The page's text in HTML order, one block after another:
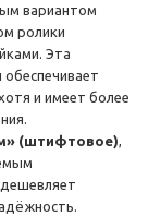
вариантом
ролики
Эта
обеспечивает
и имеет более
(штифтовое),